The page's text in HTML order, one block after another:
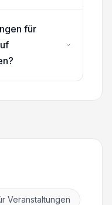
für
Veranstaltungen